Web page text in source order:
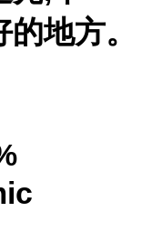
地方。